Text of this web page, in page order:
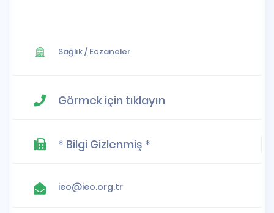
Sağlık/ Eczaneler
Görmek için tıklayın
* Bilgi Gizlenmiş *
ieo@ieo.org.tr